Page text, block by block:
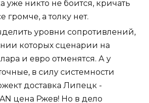
уже никто не боится, кричать
громче, а толку нет.
уровни сопротивлений,
которых сценарии на
и евро отменятся. А у
в силу системности
доставка Липецк -
цена Ржев! Но в дело